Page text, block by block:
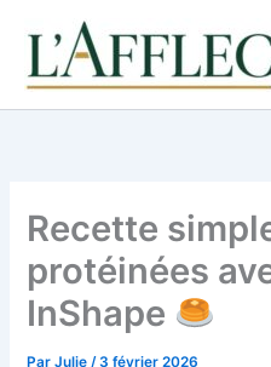
contenu
Recette
protéinées
InShape
ParJulie/3 février 2026